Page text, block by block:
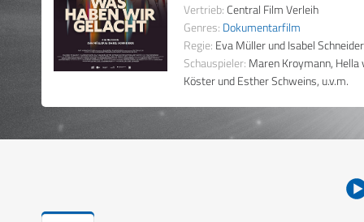
Vertrieb: Central Film Verleih
Genres: Dokumentarfilm
Regie: Eva Müller und Isabel Schneider
Schauspieler: Maren Kroymann,
Köster und Esther Schweins, u.v.m.